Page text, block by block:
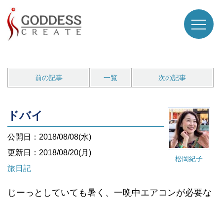
前の記事 一覧 次の記事
松岡紀子
ドバイ
公開日：2018/08/08(水)
更新日：2018/08/20(月)
旅日記
じーっとしていても暑く、一晩中エアコンが必要な